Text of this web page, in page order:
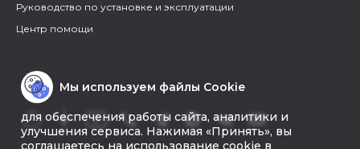
Руководство по установке и эксплуатации
Центр помощи
Мы используем файлы Cookie
для обеспечения работы сайта, аналитики и
улучшения сервиса. Нажимая «Принять», вы
соглашаетесь на использование cookie в